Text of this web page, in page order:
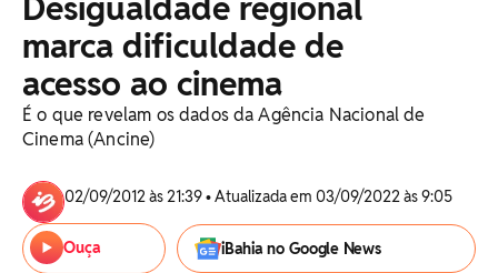
marca dificuldade de
acesso ao cinema
É o que revelam os dados da Agência Nacional de
Cinema (Ancine)
02/09/2012 às 21:39 • Atualizada em 03/09/2022 às 9:05
Ouça iBahia no Google News